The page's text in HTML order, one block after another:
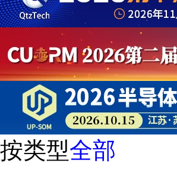
按类型全部